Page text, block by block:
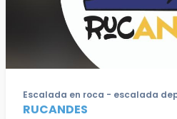
Escalada en roca - escalada
RUCANDES